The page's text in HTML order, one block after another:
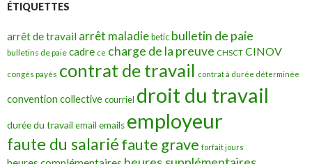
ÉTIQUETTES
arrêt de travail arrêt maladie betic bulletin de paie
bulletins de paie cadre ce charge de la preuve CHSCT CINOV
congés payés contrat de travail contrat à durée déterminée
convention collective courriel droit du travail
durée du travail email emails employeur
faute du salariéfaute grave forfait jours